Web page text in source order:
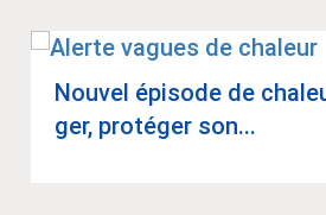
Nou­vel épi­sode de
ger, pro­té­ger son...